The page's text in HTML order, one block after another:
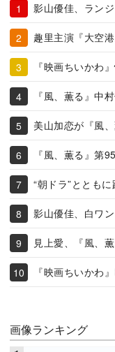
影山優佳、ラン
趣里主演『大空
『映画ちいかわ
『風、薫る』中
美山加恋が『風
『風、薫る』第
“朝ドラ”ととも
影山優佳、白ワ
見上愛、『風、
『映画ちいかわ
画像ランキング